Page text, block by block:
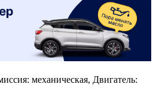
механическая, Двигатель: